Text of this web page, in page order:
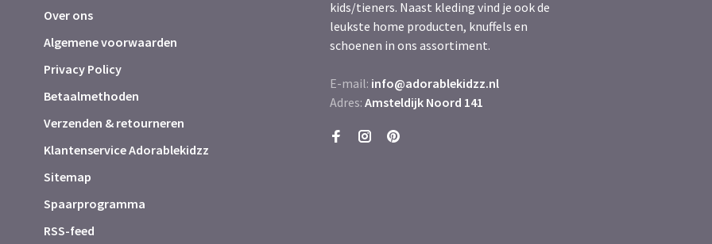
Over ons
Algemene voorwaarden
Privacy Policy
Betaalmethoden
Verzenden & retourneren
Klantenservice Adorablekidzz
Sitemap
Spaarprogramma
RSS-feed
kids/tieners. Naast kleding vind je ook de
leukste home producten, knuffels en
schoenen in ons assortiment.
E-mail: info@adorablekidzz.nl
Adres: Amsteldijk Noord 141